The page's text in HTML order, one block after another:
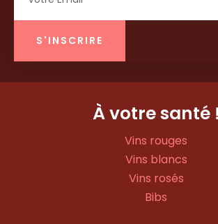
S'INSCRIRE
À votre santé !
Vins rouges
Vins blancs
Vins rosés
Bibs